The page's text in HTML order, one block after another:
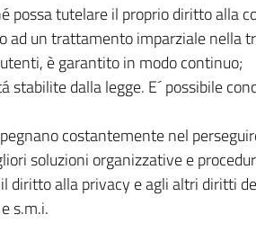
possa tutelare il proprio diritto alla
ad un trattamento imparziale nella
è garantito in modo continuo;
dalla legge. E´ possibile
costantemente nel
soluzioni organizzative e
diritto alla privacy e agli altri diritti
s.m.i.